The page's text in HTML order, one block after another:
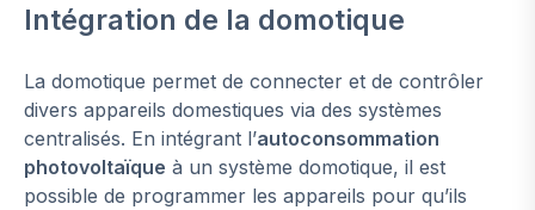
Intégration de la domotique
La domotique permet de connecter et de contrôler
divers appareils domestiques via des systèmes
centralisés. En intégrant l’autoconsommation
photovoltaïque à un système domotique, il est
possible de programmer les appareils pour qu’ils